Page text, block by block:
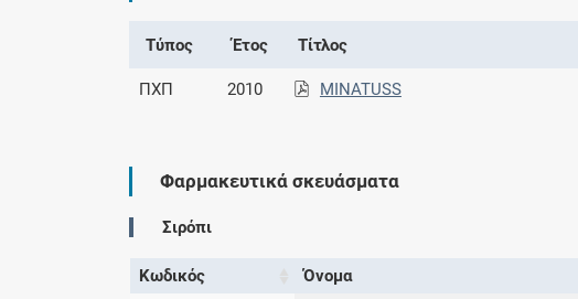
Τύπος Έτος Τίτλος
ΠΧΠ 2010 MINATUSS
Φαρμακευτικά σκευάσματα
Σιρόπι
Κωδικός Όνομα